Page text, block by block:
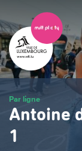
au
contenu
principal
Par ligne
Antoine
1